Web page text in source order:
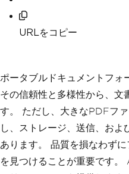
URLをコピー
ポータブルドキュメントフォ
その信頼性と多様性から、文
す。 ただし、大きなPDFフ
し、ストレージ、送信、お
あります。 品質を損なわず
を見つけることが重要です